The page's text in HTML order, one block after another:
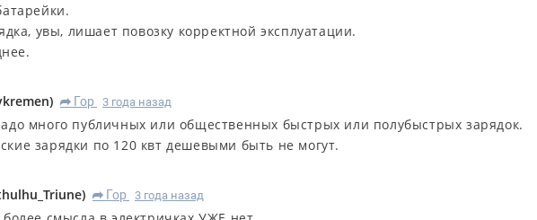
увы, лишает повозку корректной эксплуатации.
) R Гор 3 года назад
много публичных или общественных быстрых или полубыстрых зарядок.
зарядки по 120 квт дешевыми быть не могут.
) R Гор 3 года назад